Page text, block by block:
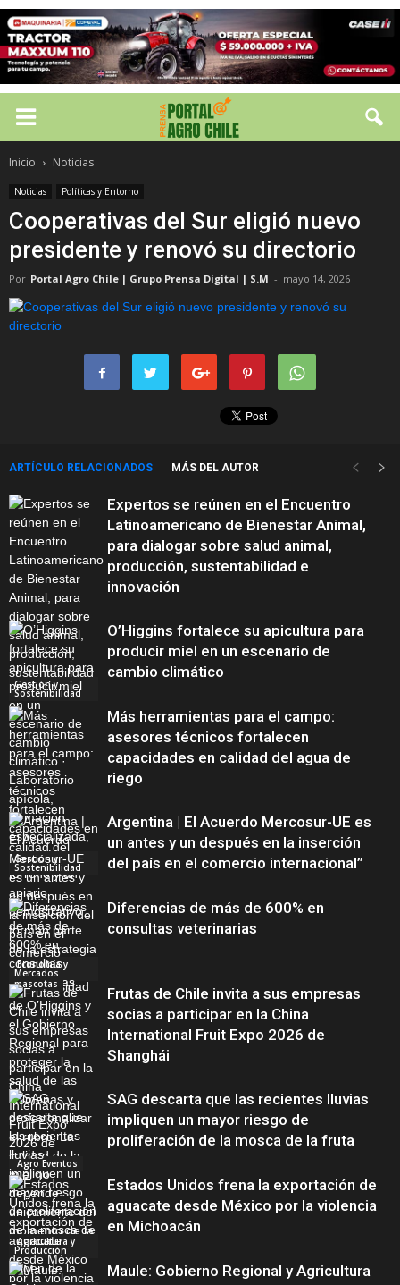
Inicio Noticias
Noticias Políticas y Entorno
Cooperativas del Sur eligió nuevo
presidente y renovó su directorio
Por Portal Agro Chile | Grupo Prensa Digital | S.M - mayo 14, 2026
ARTÍCULO RELACIONADOS MÁS DEL AUTOR
Gestión y
Sostenibilidad
Expertos se reúnen en el Encuentro
Latinoamericano de Bienestar Animal,
para dialogar sobre salud animal,
producción, sustentabilidad e
innovación
O’Higgins fortalece su apicultura para
producir miel en un escenario de
cambio climático
Gestión y
Sostenibilidad
Más herramientas para el campo:
asesores técnicos fortalecen
capacidades en calidad del agua de
riego
Economía y
Mercados
Argentina | El Acuerdo Mercosur-UE es
un antes y un después en la inserción
del país en el comercio internacional”
mascotas
Diferencias de más de 600% en
consultas veterinarias
Agro Eventos
Frutas de Chile invita a sus empresas
socias a participar en la China
International Fruit Expo 2026 de
Shanghái
Agricultura y
Producción
SAG descarta que las recientes lluvias
impliquen un mayor riesgo de
proliferación de la mosca de la fruta
Estados Unidos frena la exportación de
aguacate desde México por la violencia
en Michoacán
Maule: Gobierno Regional y Agricultura